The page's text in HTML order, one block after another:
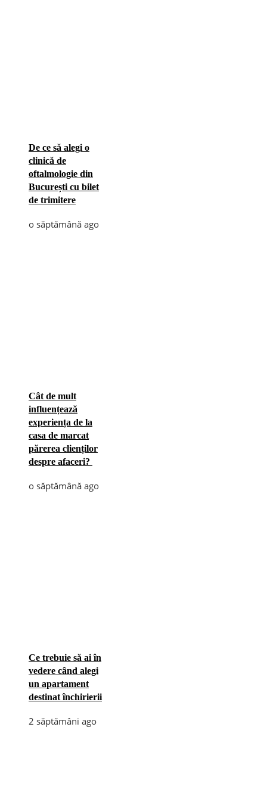
De ce să alegi o
clinică de
oftalmologie din
București cu bilet
de trimitere
o săptămână ago
Cât de mult
influențează
experiența de la
casa de marcat
părerea clienților
despre afaceri?
o săptămână ago
Ce trebuie să ai în
vedere când alegi
un apartament
destinat închirierii
2 săptămâni ago